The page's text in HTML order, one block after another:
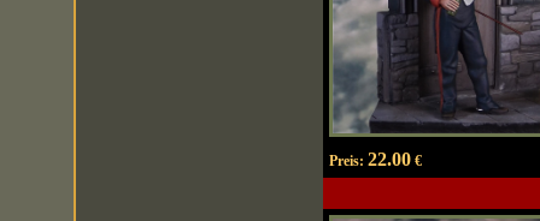
Preis: 22.00€